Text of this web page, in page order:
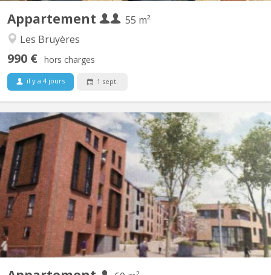
Appartement
55 m²
Les Bruyères
990 € hors charges
il y a 4 jours 1 sept.
KV 1459
Furnished 1-bedroom apartment, built in 2020, centrally located
in a new residential complex in Courbevoie with views of the
gardens. 3 minutes (250m) from the Esplanade supermarket.
SNCB train station (300m). Bus station 11 minutes (900m). E411
motorway at the parking lot exit. Living room with...